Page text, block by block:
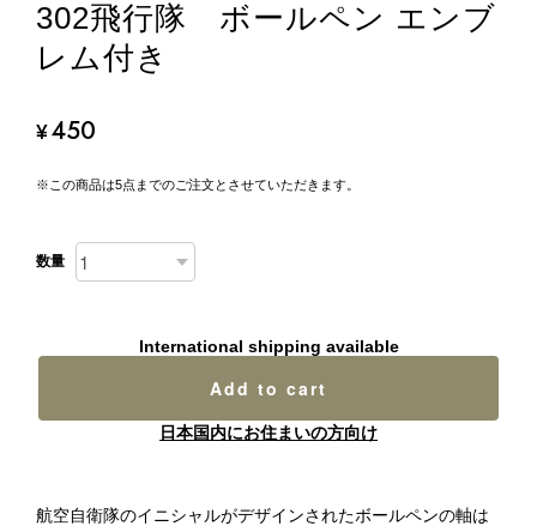
302飛行隊 ボールペン エンブ
レム付き
¥450
※この商品は5点までのご注文とさせていただきます。
数量
International shipping available
Add to cart
日本国内にお住まいの方向け
航空自衛隊のイニシャルがデザインされたボールペンの軸は